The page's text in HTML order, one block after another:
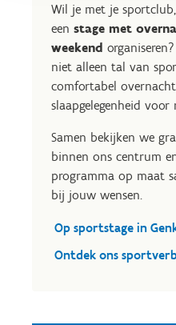
Wil je met je
een stage met
weekend
niet alleen tal van
comfortabel
slaapgelegenheid voor
Samen bekijken we
binnen ons centrum
programma op maat
bij jouw wensen.
Op sportstage in
Ontdek ons